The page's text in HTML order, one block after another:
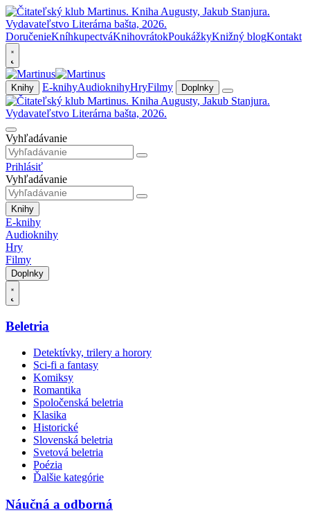
DoručenieKníhkupectváKnihovrátokPoukážkyKnižný blogKontakt
Knihy E-knihyAudioknihyHryFilmy Doplnky
Vyhľadávanie
Prihlásiť
Vyhľadávanie
Knihy
E-knihy
Audioknihy
Hry
Filmy
Doplnky
Beletria
Detektívky, trilery a horory
Sci-fi a fantasy
Komiksy
Romantika
Spoločenská beletria
Klasika
Historické
Slovenská beletria
Svetová beletria
Poézia
Ďalšie kategórie
Náučná a odborná